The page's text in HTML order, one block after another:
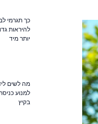
כך תגרמי
להיראות
יותר מיד
מה לשים
למנוע
בקיץ